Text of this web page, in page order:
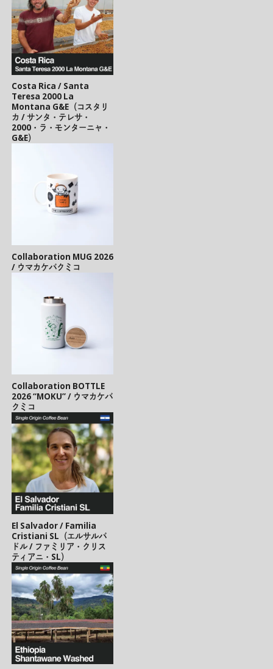
Costa Rica / Santa
Teresa 2000 La
Montana G&E（コスタリ
カ / サンタ・テレサ・
2000・ラ・モンターニャ・
G&E）
Collaboration MUG 2026
/ ウマカケバクミコ
Collaboration BOTTLE
2026 “MOKU” / ウマカケバ
クミコ
El Salvador / Familia
Cristiani SL（エルサルバ
ドル / ファミリア・クリス
ティアニ・SL）